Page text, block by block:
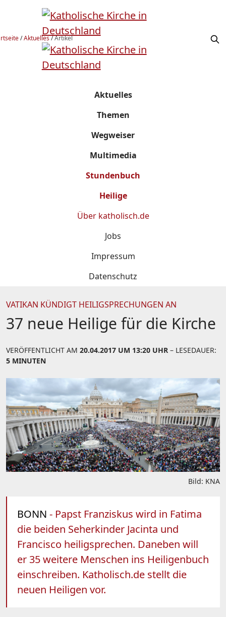
/Aktuelles/Artikel
Aktuelles
Themen
Wegweiser
Multimedia
Stundenbuch
Heilige
Über katholisch.de
Jobs
Impressum
Datenschutz
VATIKAN KÜNDIGT HEILIGSPRECHUNGEN AN
37 neue Heilige für die Kirche
VERÖFFENTLICHT AM 20.04.2017 UM 13:20 UHR – LESEDAUER:
5 MINUTEN
Bild: KNA
BONN - Papst Franziskus wird in Fatima
die beiden Seherkinder Jacinta und
Francisco heiligsprechen. Daneben will
er 35 weitere Menschen ins Heiligenbuch
einschreiben. Katholisch.de stellt die
neuen Heiligen vor.